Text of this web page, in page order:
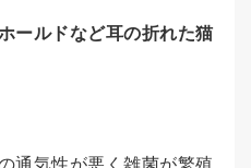
ールドなど耳の折れた猫
通気性が悪く雑菌が繁殖